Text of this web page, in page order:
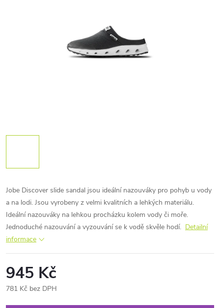
Jobe Discover slide sandal jsou ideální nazouváky pro pohyb u vody
a na lodi. Jsou vyrobeny z velmi kvalitních a lehkých materiálu.
Ideální nazouváky na lehkou procházku kolem vody či moře.
Jednoduché nazouvání a vyzouvání se k vodě skvěle hodí. Detailní
informace
945 Kč
781 Kč bez DPH